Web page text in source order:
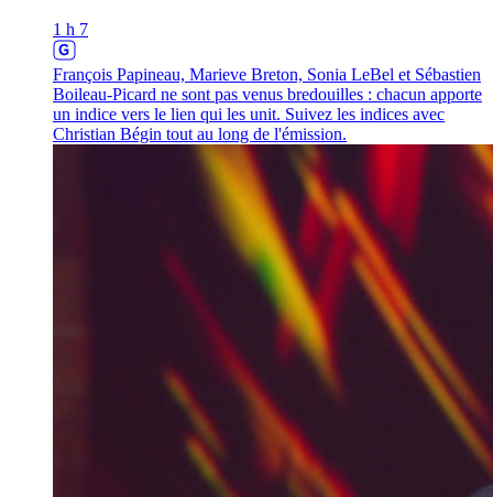
1 h 7
François Papineau, Marieve Breton, Sonia LeBel et Sébastien
Boileau-Picard ne sont pas venus bredouilles : chacun apporte
un indice vers le lien qui les unit. Suivez les indices avec
Christian Bégin tout au long de l'émission.